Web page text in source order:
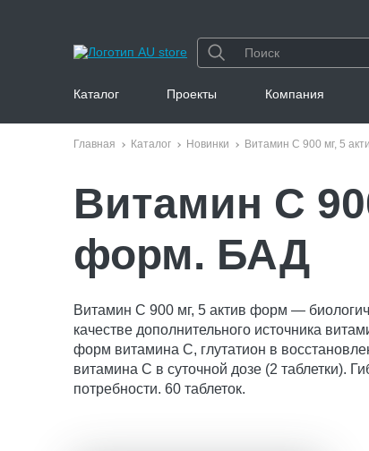
Каталог Проекты Компания
Главная Каталог Новинки Витамин С 900 мг, 5
Витамин С
форм. БАД
Витамин С 900 мг, 5 актив форм —
качестве дополнительного источника
форм витамина С, глутатион в
витамина С в суточной дозе (2 таблетки).
потребности. 60 таблеток.